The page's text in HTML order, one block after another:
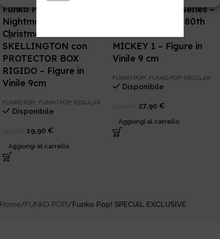
Funko Pop! Art Series –
Nightmare Before
Christmas #05 JACK
SKELLINGTON con
PROTECTOR BOX
RIGIDO – Figure in
Vinile 9cm
FUNKO POP! FUNKO POP! REGULAR
Disponibile
19,90 €
Aggiungi al carrello
Funko POP! Art Series –
Disney Fantasia 80th
MICKEY 1 – Figure in
Vinile 9 cm
FUNKO POP! FUNKO POP! REGULAR
Disponibile
27,90 €
Aggiungi al carrello
Home FUNKO POP! Funko Pop! SPECIAL EXCLUSIVE